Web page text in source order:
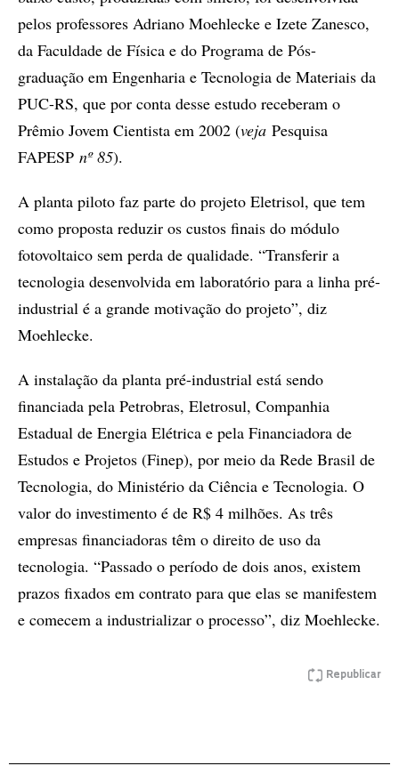
pelos professores Adriano Moehlecke e Izete Zanesco,
da Faculdade de Física e do Programa de Pós-
graduação em Engenharia e Tecnologia de Materiais da
PUC-RS, que por conta desse estudo receberam o
Prêmio Jovem Cientista em 2002 (veja Pesquisa
FAPESP nº 85).
A planta piloto faz parte do projeto Eletrisol, que tem
como proposta reduzir os custos finais do módulo
fotovoltaico sem perda de qualidade. “Transferir a
tecnologia desenvolvida em laboratório para a linha pré-
industrial é a grande motivação do projeto”, diz
Moehlecke.
A instalação da planta pré-industrial está sendo
financiada pela Petrobras, Eletrosul, Companhia
Estadual de Energia Elétrica e pela Financiadora de
Estudos e Projetos (Finep), por meio da Rede Brasil de
Tecnologia, do Ministério da Ciência e Tecnologia. O
valor do investimento é de R$ 4 milhões. As três
empresas financiadoras têm o direito de uso da
tecnologia. “Passado o período de dois anos, existem
prazos fixados em contrato para que elas se manifestem
e comecem a industrializar o processo”, diz Moehlecke.
Republicar